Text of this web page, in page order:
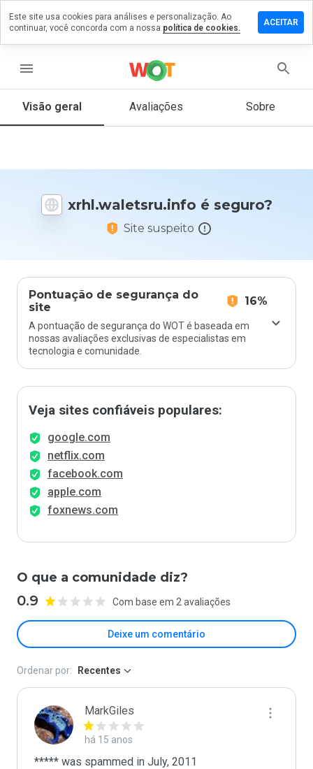
menu
Visão geral Avaliações Sobre
xrhl.waletsru.info é seguro?
Site suspeito
Pontuação de segurança do
site
16%
A pontuação de segurança do WOT é baseada em
nossas avaliações exclusivas de especialistas em
tecnologia e comunidade.
Veja sites confiáveis populares:
google.com
netflix.com
facebook.com
apple.com
foxnews.com
O que a comunidade diz?
0.9 Com base em 2 avaliações
Deixe um comentário
um
em
De 1
nota
Ordenar por: Recentes
MarkGiles
há 15 anos
***** was spammed in July, 2011
Este site usa cookies para análises e personalização. Ao
continuar, você concorda com a nossa política de cookies.
ACEITAR